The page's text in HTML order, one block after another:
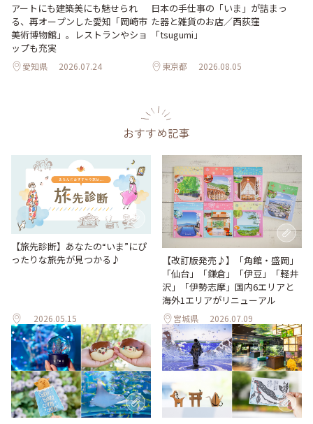
アートにも建築美にも魅せられ
る、再オープンした愛知「岡崎市
美術博物館」。レストランやショ
ップも充実
愛知県 2026.07.24
日本の手仕事の「いま」が詰まっ
た器と雑貨のお店／西荻窪
「tsugumi」
東京都 2026.08.05
おすすめ記事
【旅先診断】あなたの“いま”にぴ
ったりな旅先が見つかる♪
2026.05.15
【改訂版発売♪】「角館・盛岡」
「仙台」「鎌倉」「伊豆」「軽井
沢」「伊勢志摩」国内6エリアと
海外1エリアがリニューアル
宮城県 2026.07.09